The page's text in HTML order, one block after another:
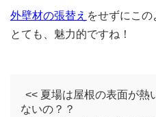
外壁材の張替え をせずにこ
とても、魅力的ですね！
<< 夏場は屋根の表面が熱
ないの？？